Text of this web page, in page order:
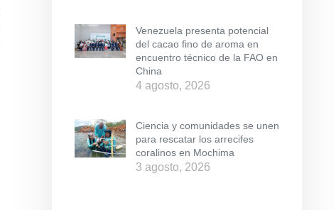
Venezuela presenta potencial
del cacao fino de aroma en
encuentro técnico de la FAO en
China
4 agosto, 2026
Ciencia y comunidades se unen
para rescatar los arrecifes
coralinos en Mochima
3 agosto, 2026